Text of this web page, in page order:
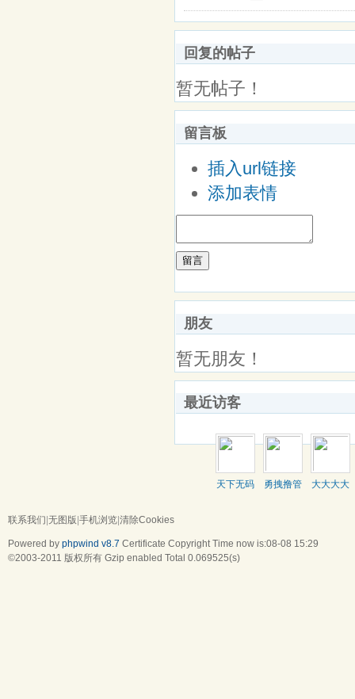
回复的帖子
暂无帖子！
留言板
插入url链接
添加表情
留言
朋友
暂无朋友！
最近访客
天下无码 勇拽撸管
大大大大
联系我们 无图版 手机浏览 清除Cookies
Powered by phpwind v8.7 Certificate Copyright Time now is:08-08 15:29
©2003-2011 版权所有 Gzip enabled Total 0.069525(s)